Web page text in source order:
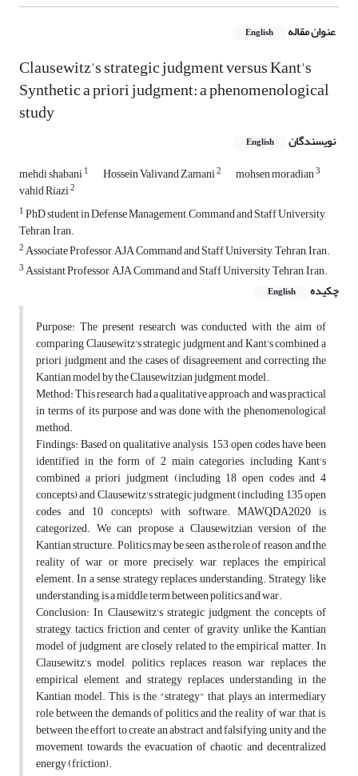
عنوان مقاله English
Clausewitz's strategic judgment versus Kant's
Synthetic a priori judgment: a phenomenological
study
نویسندگان English
mehdi shabani1 Hossein Valivand Zamani2 mohsen moradian3
vahid Riazi2
1PhD student in Defense Management, Command and Staff University,
Tehran, Iran.
2Associate Professor, AJA Command and Staff University, Tehran, Iran.
3Assistant Professor, AJA Command and Staff University, Tehran, Iran.
چکیده
English
Purpose: The present research was conducted with the aim of
comparing Clausewitz's strategic judgment and Kant's combined a
priori judgment and the cases of disagreement and correcting the
Kantian model by the Clausewitzian judgment model.
Method: This research had a qualitative approach and was practical
in terms of its purpose and was done with the phenomenological
method.
Findings: Based on qualitative analysis, 153 open codes have been
identified in the form of 2 main categories, including Kant's
combined a priori judgment (including 18 open codes and 4
concepts) and Clausewitz's strategic judgment (including 135 open
codes and 10 concepts) with software. MAWQDA2020 is
categorized. We can propose a Clausewitzian version of the
Kantian structure. Politics may be seen as the role of reason, and the
reality of war, or more precisely, war, replaces the empirical
element. In a sense, strategy replaces understanding. Strategy, like
understanding, is a middle term between politics and war.
Conclusion: In Clausewitz's strategic judgment, the concepts of
strategy, tactics, friction and center of gravity, unlike the Kantian
model of judgment, are closely related to the empirical matter. In
Clausewitz's model, politics replaces reason, war replaces the
empirical element, and strategy replaces understanding in the
Kantian model. This is the "strategy" that plays an intermediary
role between the demands of politics and the reality of war, that is,
between the effort to create an abstract and falsifying unity and the
movement towards the evacuation of chaotic and decentralized
energy (friction).